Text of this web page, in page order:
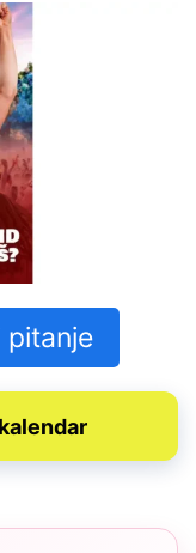
pitanje